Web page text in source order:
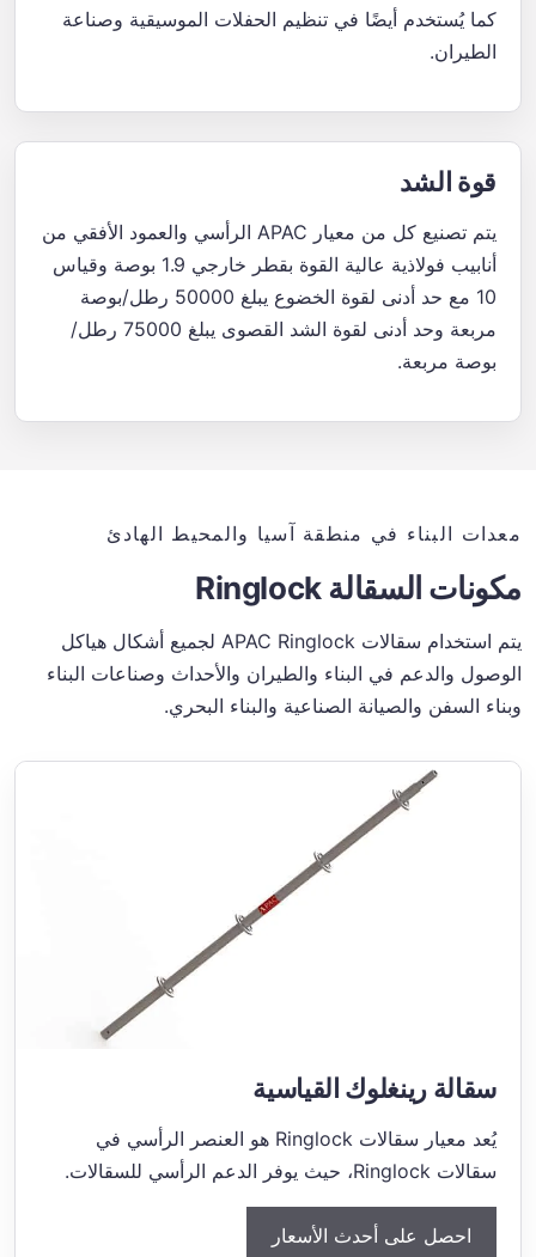
كما يُستخدم أيضًا في تنظيم الحفلات الموسيقية وصناعة
الطيران.
قوة الشد
يتم تصنيع كل من معيار APAC الرأسي والعمود الأفقي من
أنابيب فولاذية عالية القوة بقطر خارجي 1.9 بوصة وقياس
10 مع حد أدنى لقوة الخضوع يبلغ 50000 رطل/بوصة
مربعة وحد أدنى لقوة الشد القصوى يبلغ 75000 رطل/
بوصة مربعة.
معدات البناء في منطقة آسيا والمحيط الهادئ
مكونات السقالة Ringlock
يتم استخدام سقالات APAC Ringlock لجميع أشكال هياكل
الوصول والدعم في البناء والطيران والأحداث وصناعات البناء
وبناء السفن والصيانة الصناعية والبناء البحري.
سقالة رينغلوك القياسية
يُعد معيار سقالات Ringlock هو العنصر الرأسي في
سقالات Ringlock، حيث يوفر الدعم الرأسي للسقالات.
احصل على أحدث الأسعار